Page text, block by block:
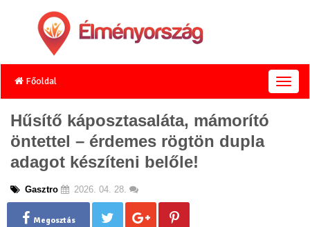
Főoldal
T
o
Hűsítő káposztasaláta, mámorító
öntettel – érdemes rögtön dupla
adagot készíteni belőle!
Gasztro 2026. 04. 28.
Megosztás